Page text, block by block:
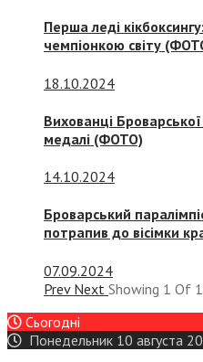
Перша леді
чемпіонкою світу
18.10.2024
Вихованці
медалі (ФОТО)
14.10.2024
Броварський
потрапив до вісімки
07.09.2024
Prev Next Showing 1 Of
Сьогодні
Понедельник 10 августа